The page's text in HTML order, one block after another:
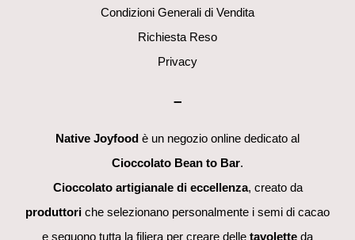
Condizioni Generali di Vendita
Richiesta Reso
Privacy
–
Native Joyfood è un negozio online dedicato al
Cioccolato Bean to Bar.
Cioccolato artigianale di eccellenza, creato da
produttori che selezionano personalmente i semi di cacao
e seguono tutta la filiera per creare delle tavolette da